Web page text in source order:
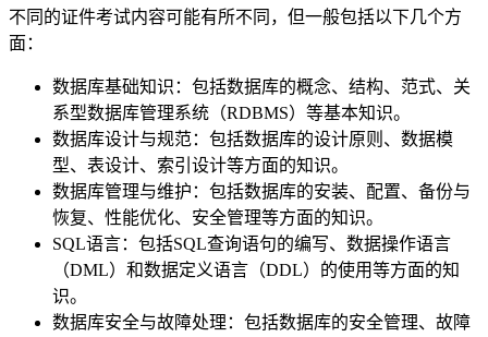
不同的证件考试内容可能有所不同，但一般包括以下几个方
面：
数据库基础知识：包括数据库的概念、结构、范式、关
系型数据库管理系统（RDBMS）等基本知识。
数据库设计与规范：包括数据库的设计原则、数据模
型、表设计、索引设计等方面的知识。
数据库管理与维护：包括数据库的安装、配置、备份与
恢复、性能优化、安全管理等方面的知识。
SQL语言：包括SQL查询语句的编写、数据操作语言
（DML）和数据定义语言（DDL）的使用等方面的知
识。
数据库安全与故障处理：包括数据库的安全管理、故障